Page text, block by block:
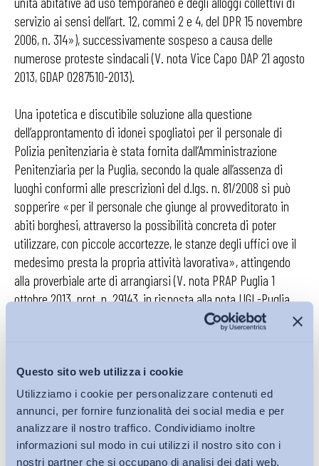
Questo sito web utilizza i cookie
Utilizziamo i cookie per personalizzare contenuti ed
annunci, per fornire funzionalità dei social media e per
analizzare il nostro traffico. Condividiamo inoltre
informazioni sul modo in cui utilizzi il nostro sito con i
nostri partner che si occupano di analisi dei dati web,
servizio ai sensi dell’art. 12, commi 2 e 4, del DPR 15 novembre
2006, n. 314»), successivamente sospeso a causa delle
numerose proteste sindacali (V. nota Vice Capo DAP 21 agosto
2013, GDAP 0287510-2013).
Una ipotetica e discutibile soluzione alla questione
dell’approntamento di idonei spogliatoi per il personale di
Polizia penitenziaria è stata fornita dall’Amministrazione
Penitenziaria per la Puglia, secondo la quale all’assenza di
luoghi conformi alle prescrizioni del d.lgs. n. 81/2008 si può
sopperire «per il personale che giunge al provveditorato in
abiti borghesi, attraverso la possibilità concreta di poter
utilizzare, con piccole accortezze, le stanze degli uffici ove il
medesimo presta la propria attività lavorativa», attingendo
alla proverbiale arte di arrangiarsi (V. nota PRAP Puglia 1
ottobre 2013, prot. n. 29143, in risposta alla nota UGL-Puglia
29.9.2013, prot. n. 71; nota UGL-Puglia 2 ottobre 2013, prot. n.
71/bis; nota PRAP Puglia 7.10.2013, prot. n. 29914)!
A ben guardare, però, un profilo ben più interessante e
problematico attiene alla riconducibilità allo stesso organo
che ha suggerito la citata soluzione – il Provveditore – degli
obblighi datoriali in materia di sicurezza sui luoghi di lavoro
con riferimento alla sede di servizio ove esercita la funzione